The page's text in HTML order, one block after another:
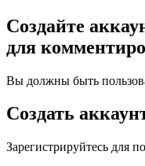
Создайте
для
Вы должны быть
Создать
Зарегистрируйтесь для